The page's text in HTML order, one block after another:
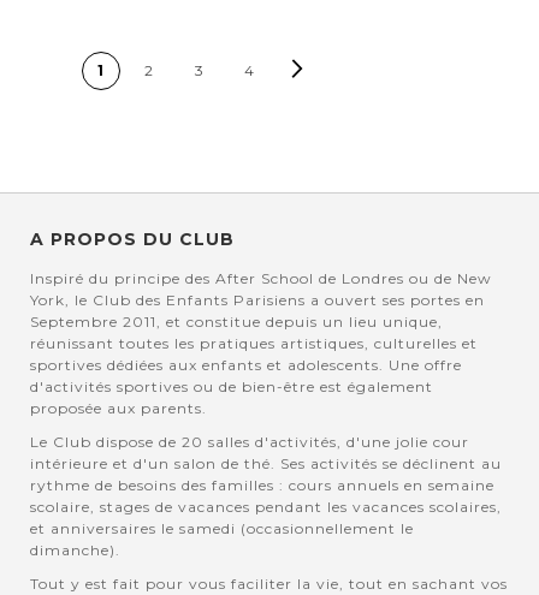
PAGE
Vous lisez actuellement la page
1 Page
2 3 4
A PROPOS DU CLUB
Inspiré du principe des After School de Londres ou de New
York, le Club des Enfants Parisiens a ouvert ses portes en
Septembre 2011, et constitue depuis un lieu unique,
réunissant toutes les pratiques artistiques, culturelles et
sportives dédiées aux enfants et adolescents. Une offre
d'activités sportives ou de bien-être est également
proposée aux parents.
Le Club dispose de 20 salles d'activités, d'une jolie cour
intérieure et d'un salon de thé. Ses activités se déclinent au
rythme de besoins des familles : cours annuels en semaine
scolaire, stages de vacances pendant les vacances scolaires,
et anniversaires le samedi (occasionnellement le
dimanche).
Tout y est fait pour vous faciliter la vie, tout en sachant vos